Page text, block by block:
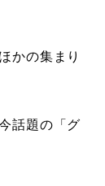
かの集まり
話題の「グ